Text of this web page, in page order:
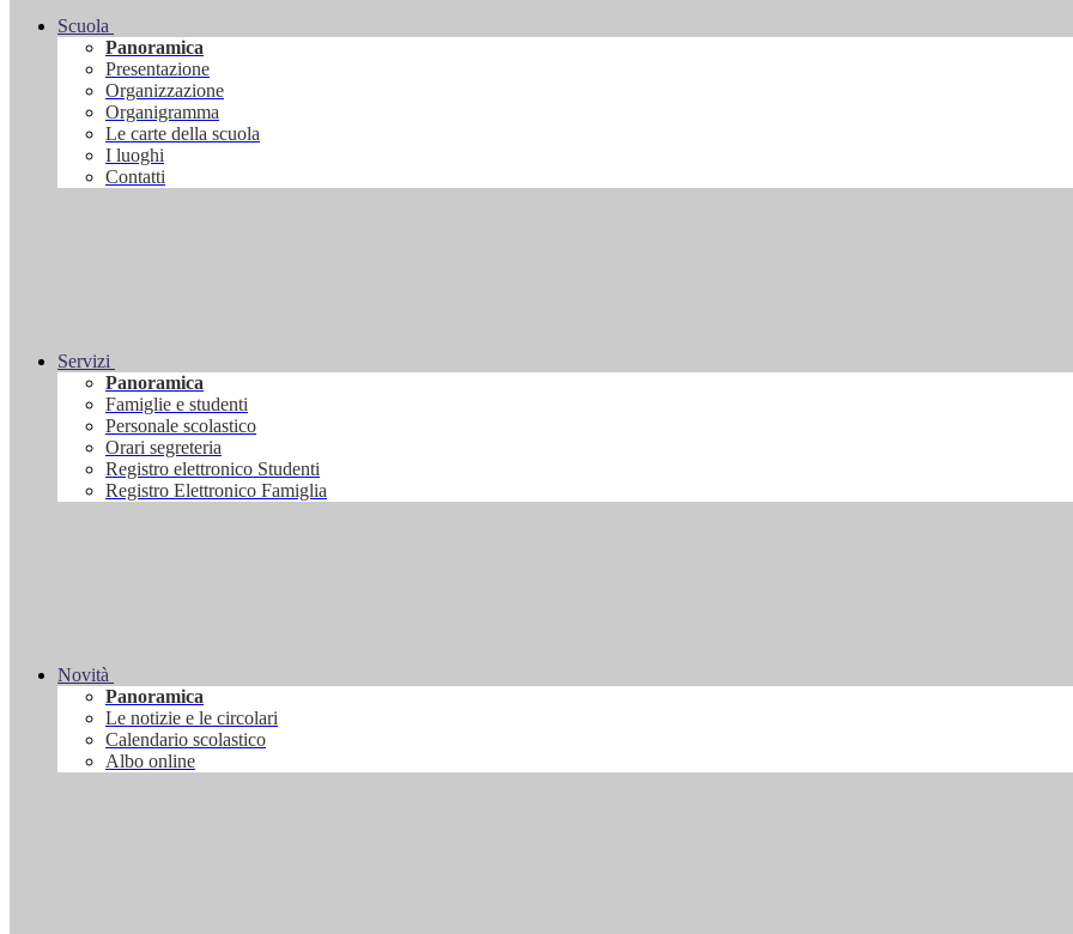
Scuola
Panoramica
Presentazione
Organizzazione
Organigramma
Le carte della scuola
I luoghi
Contatti
Servizi
Panoramica
Famiglie e studenti
Personale scolastico
Orari segreteria
Registro elettronico Studenti
Registro Elettronico Famiglia
Novità
Panoramica
Le notizie e le circolari
Calendario scolastico
Albo online